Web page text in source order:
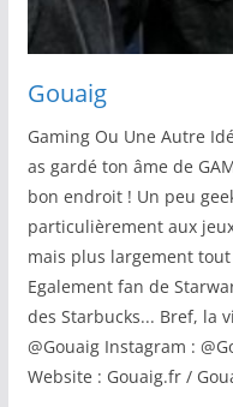
Gouaig
Gaming Ou Une Autre
as gardé ton âme de
bon endroit ! Un peu
particulièrement aux
mais plus largement
Egalement fan de
des Starbucks... Bref, la
@Gouaig Instagram :
Website : Gouaig.fr /